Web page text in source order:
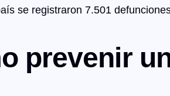
se registraron 7.501
prevenir